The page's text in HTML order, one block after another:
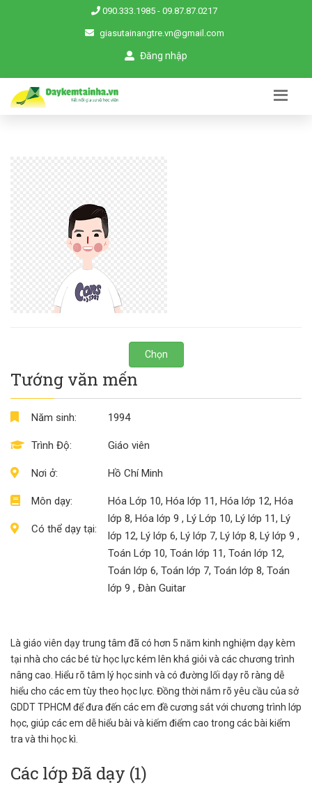
090.333.1985 - 09.87.87.0217
giasutainangtre.vn@gmail.com
Đăng nhập
Chọn
Tướng văn mến
Năm sinh:
Trình Độ:
Nơi ở:
Môn dạy:
Có thể dạy tại:
1994
Giáo viên
Hồ Chí Minh
Hóa Lớp 10, Hóa lớp 11, Hóa lớp 12, Hóa
lớp 8, Hóa lớp 9 , Lý Lớp 10, Lý lớp 11, Lý
lớp 12, Lý lớp 6, Lý lớp 7, Lý lớp 8, Lý lớp 9 ,
Toán Lớp 10, Toán lớp 11, Toán lớp 12,
Toán lớp 6, Toán lớp 7, Toán lớp 8, Toán
lớp 9 , Đàn Guitar
Là giáo viên dạy trung tâm đã có hơn 5 năm kinh nghiệm dạy kèm
tại nhà cho các bé từ học lực kém lên khá giỏi và các chương trình
nâng cao. Hiểu rõ tâm lý học sinh và có đường lối dạy rõ ràng dễ
hiểu cho các em tùy theo học lực. Đồng thời nắm rõ yêu cầu của sở
GDDT TPHCM để đưa đến các em đề cương sát với chương trình lớp
học, giúp các em dễ hiểu bài và kiếm điểm cao trong các bài kiểm
tra và thi học kì.
Các lớp Đã dạy (1)